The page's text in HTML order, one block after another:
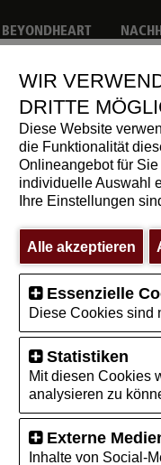
BEYONDHEART
WIR
DRITTE
Diese Website
die Funktionalität
Onlineangebot für
individuelle Auswahl
Ihre Einstellungen
Alle akzeptieren
Essenzielle
Diese Cookies sind
Statistiken
Mit diesen Cookies
analysieren zu
Externe
Inhalte von Social-